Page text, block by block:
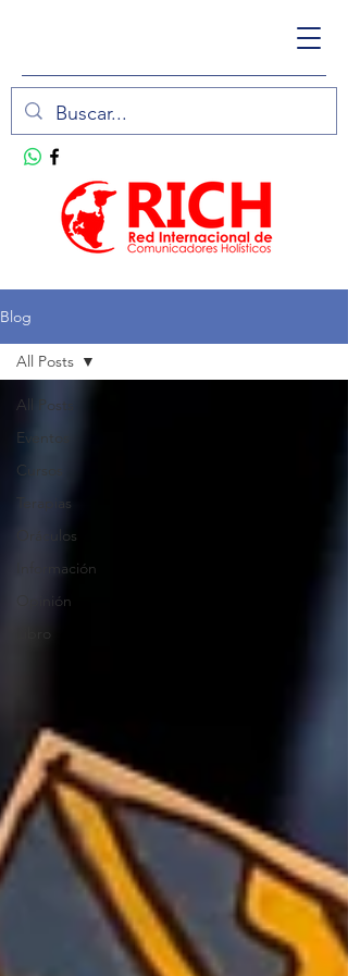
Blog
All Posts
Eventos
Cursos
Terapias
Oráculos
Información
Opinión
All Posts